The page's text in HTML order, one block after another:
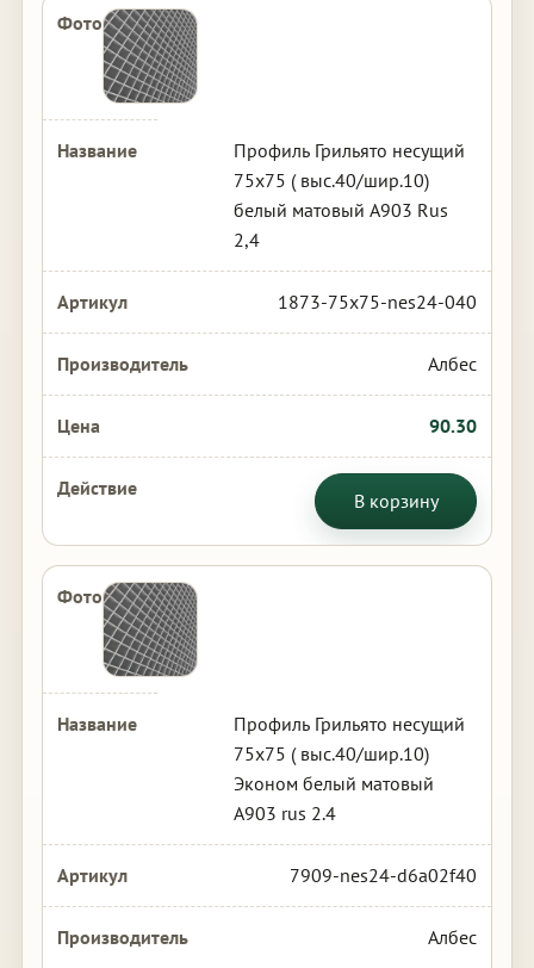
Профиль Грильято несущий
75х75 ( выс.40/шир.10)
белый матовый А903 Rus
2,4
1873-75x75-nes24-040
Албес
90.30
В корзину
Профиль Грильято несущий
75х75 ( выс.40/шир.10)
Эконом белый матовый
А903 rus 2.4
7909-nes24-d6a02f40
Албес